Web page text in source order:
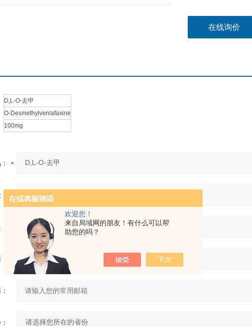
欢迎您！
来自局域网的朋友！有什么可以帮
助您的吗？
在线询价
D,L-O-去甲
O-Desmethylvenlafaxine
100mg